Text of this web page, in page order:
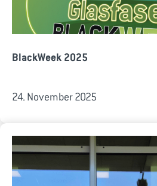
BlackWeek 2025
24. November 2025